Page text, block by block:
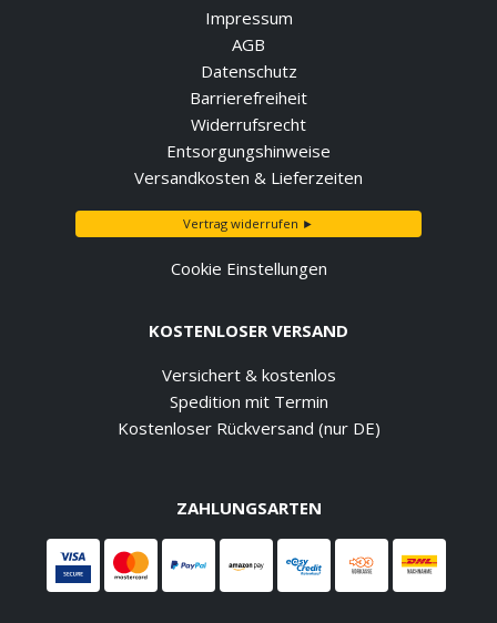
Impressum
AGB
Datenschutz
Barrierefreiheit
Widerrufsrecht
Entsorgungshinweise
Versandkosten & Lieferzeiten
Vertrag widerrufen ►
Cookie Einstellungen
KOSTENLOSER VERSAND
Versichert & kostenlos
Spedition mit Termin
Kostenloser Rückversand (nur DE)
ZAHLUNGSARTEN